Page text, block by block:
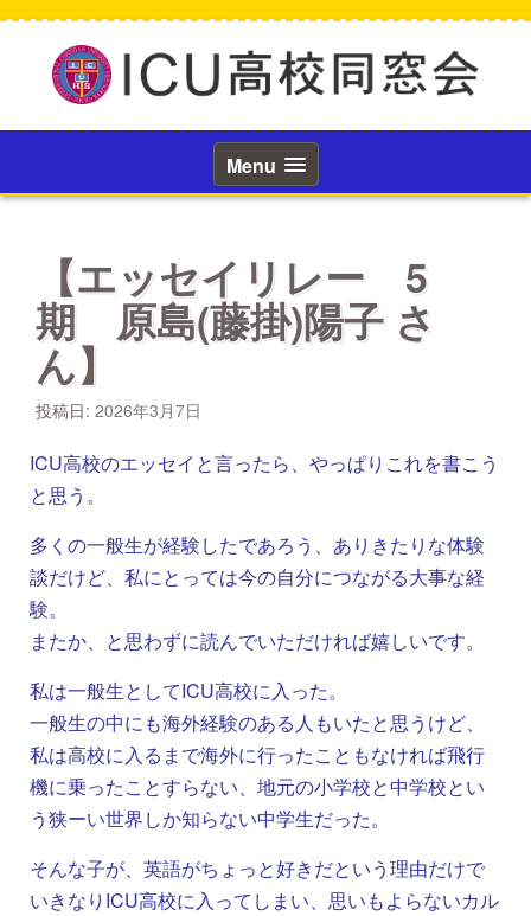
へ
ッ
Menu
【エッセイリレー 5
期 原島(藤掛)陽子 さ
ん】
投稿日: 2026年3月7日
ICU高校のエッセイと言ったら、やっぱりこれを書こう
と思う。
多くの一般生が経験したであろう、ありきたりな体験
談だけど、私にとっては今の自分につながる大事な経
験。
またか、と思わずに読んでいただければ嬉しいです。
私は一般生としてICU高校に入った。
一般生の中にも海外経験のある人もいたと思うけど、
私は高校に入るまで海外に行ったこともなければ飛行
機に乗ったことすらない、地元の小学校と中学校とい
う狭ーい世界しか知らない中学生だった。
そんな子が、英語がちょっと好きだという理由だけで
いきなりICU高校に入ってしまい、思いもよらないカル